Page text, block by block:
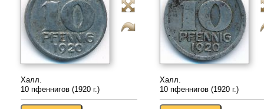
Халл.
10 пфеннигов (1920 г.)
Халл.
10 пфеннигов (1920 г.)